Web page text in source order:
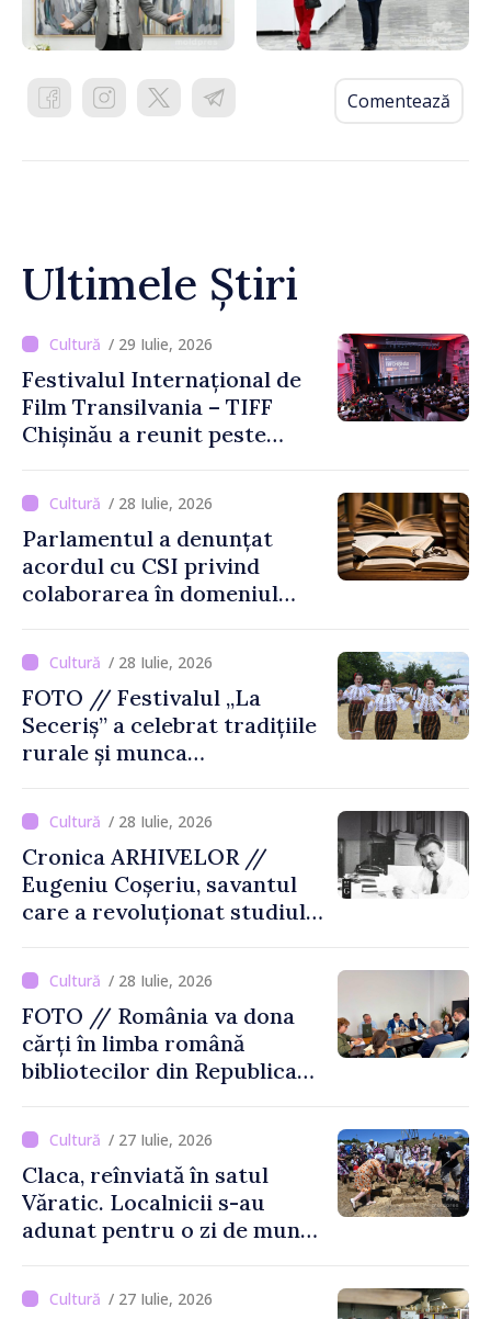
Comentează
Ultimele Știri
/ 29 Iulie, 2026
Festivalul Internațional de
Film Transilvania – TIFF
Chișinău a reunit peste
de-a șasea ediție
/ 28 Iulie, 2026
Parlamentul a denunțat
acordul cu CSI privind
colaborarea în domeniul
/ 28 Iulie, 2026
FOTO // Festivalul „La
Seceriș” a celebrat tradițiile
rurale și munca
/ 28 Iulie, 2026
Cronica ARHIVELOR //
Eugeniu Coșeriu, savantul
care a revoluționat studiul
/ 28 Iulie, 2026
FOTO // România va dona
cărți în limba română
bibliotecilor din Republica
/ 27 Iulie, 2026
Claca, reînviată în satul
Văratic. Localnicii s-au
adunat pentru o zi de muncă
/ 27 Iulie, 2026